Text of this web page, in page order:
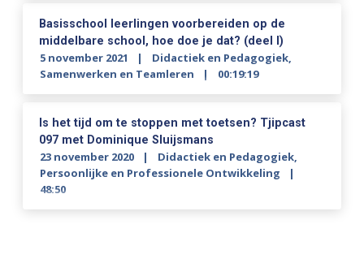
Basisschool leerlingen voorbereiden op de
middelbare school, hoe doe je dat? (deel I)
5 november 2021 Didactiek en Pedagogiek,
Samenwerken en Teamleren
00:19:19
Is het tijd om te stoppen met toetsen? Tjipcast
097 met Dominique Sluijsmans
23 november 2020 Didactiek en Pedagogiek,
Persoonlijke en Professionele Ontwikkeling
48:50